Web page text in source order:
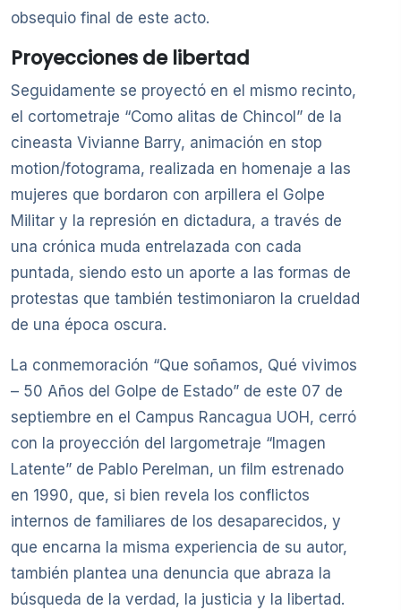
obsequio final de este acto.
Proyecciones de libertad
Seguidamente se proyectó en el mismo recinto,
el cortometraje “Como alitas de Chincol” de la
cineasta Vivianne Barry, animación en stop
motion/fotograma, realizada en homenaje a las
mujeres que bordaron con arpillera el Golpe
Militar y la represión en dictadura, a través de
una crónica muda entrelazada con cada
puntada, siendo esto un aporte a las formas de
protestas que también testimoniaron la crueldad
de una época oscura.
La conmemoración “Que soñamos, Qué vivimos
– 50 Años del Golpe de Estado” de este 07 de
septiembre en el Campus Rancagua UOH, cerró
con la proyección del largometraje “Imagen
Latente” de Pablo Perelman, un film estrenado
en 1990, que, si bien revela los conflictos
internos de familiares de los desaparecidos, y
que encarna la misma experiencia de su autor,
también plantea una denuncia que abraza la
búsqueda de la verdad, la justicia y la libertad.